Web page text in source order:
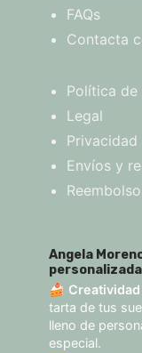
FAQs
Contacta
Política de
Legal
Privacidad
Envíos y
Angela
🍰
tarta de tus
lleno de
especial.